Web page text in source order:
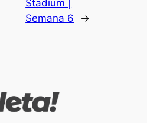
Stadium |
Semana 6
→